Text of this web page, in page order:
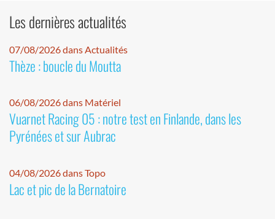
Les dernières actualités
07/08/2026 dans Actualités
Thèze : boucle du Moutta
06/08/2026 dans Matériel
Vuarnet Racing 05 : notre test en Finlande, dans les
Pyrénées et sur Aubrac
04/08/2026 dans Topo
Lac et pic de la Bernatoire